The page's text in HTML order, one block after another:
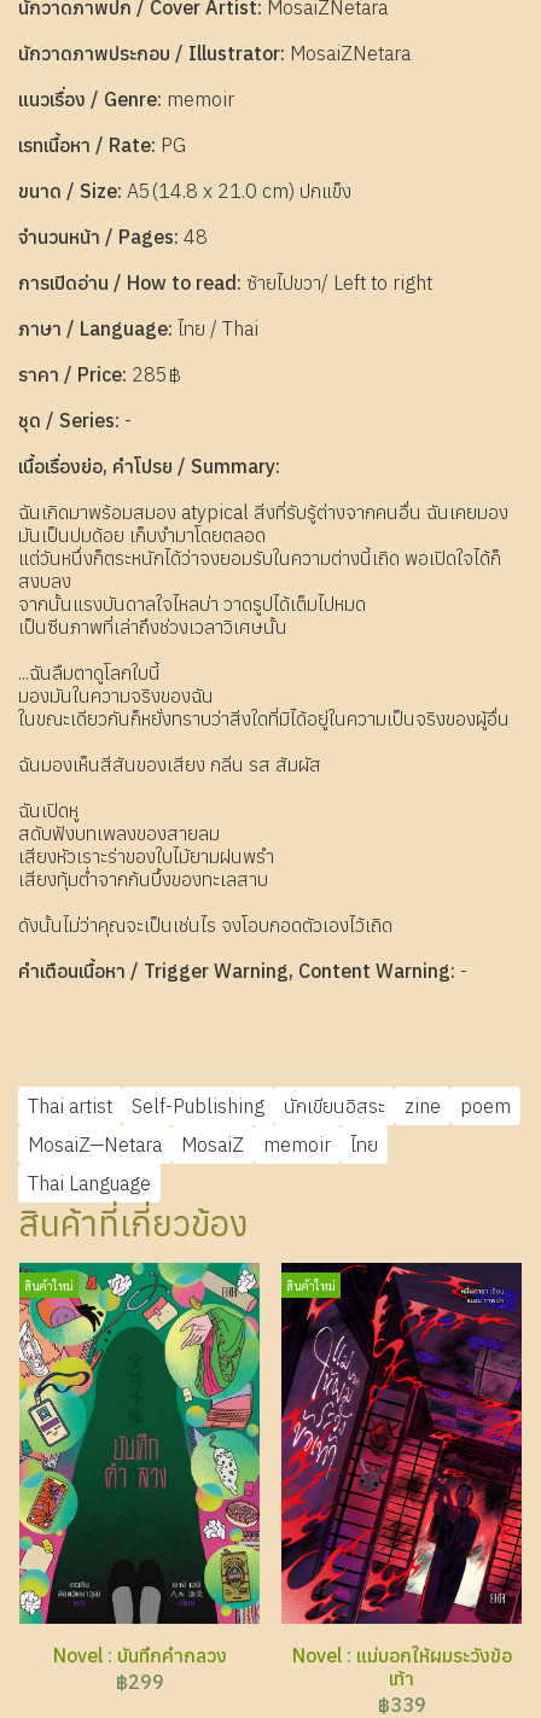
นักวาดภาพปก / Cover Artist: MosaiZNetara
นักวาดภาพประกอบ / Illustrator: MosaiZNetara
แนวเรื่อง / Genre: memoir
เรทเนื้อหา / Rate: PG
ขนาด / Size: A5(14.8 x 21.0 cm) ปกแข็ง
จำนวนหน้า / Pages: 48
การเปิดอ่าน / How to read: ซ้ายไปขวา/ Left to right
ภาษา / Language: ไทย / Thai
ราคา / Price: 285฿
ชุด / Series: -
เนื้อเรื่องย่อ, คำโปรย / Summary:
ฉันเกิดมาพร้อมสมอง atypical สิ่งที่รับรู้ต่างจากคนอื่น ฉันเคยมอง
มันเป็นปมด้อย เก็บงำมาโดยตลอด
แต่วันหนึ่งก็ตระหนักได้ว่าจงยอมรับในความต่างนี้เถิด พอเปิดใจได้ก็
สงบลง
จากนั้นแรงบันดาลใจไหลบ่า วาดรูปได้เต็มไปหมด
เป็นซีนภาพที่เล่าถึงช่วงเวลาวิเศษนั้น
...ฉันลืมตาดูโลกใบนี้
มองมันในความจริงของฉัน
ในขณะเดียวกันก็หยั่งทราบว่าสิ่งใดที่มิได้อยู่ในความเป็นจริงของผู้อื่น
ฉันมองเห็นสีสันของเสียง กลิ่น รส สัมผัส
ฉันเปิดหู
สดับฟังบทเพลงของสายลม
เสียงหัวเราะร่าของใบไม้ยามฝนพรำ
เสียงทุ้มต่ำจากก้นบึ้งของทะเลสาบ
ดังนั้นไม่ว่าคุณจะเป็นเช่นไร จงโอบกอดตัวเองไว้เถิด
คำเตือนเนื้อหา / Trigger Warning, Content Warning: -
Thai artist Self-Publishing นักเขียนอิสระ zine
poem
MosaiZ—Netara
MosaiZ memoir
ไทย
Thai Language
สินค้าที่เกี่ยวข้อง
สินค้าใหม่
Novel : บันทึกคำกลวง
฿299
สินค้าใหม่
Novel : แม่บอกให้ผมระวังข้อ
เท้า
฿339